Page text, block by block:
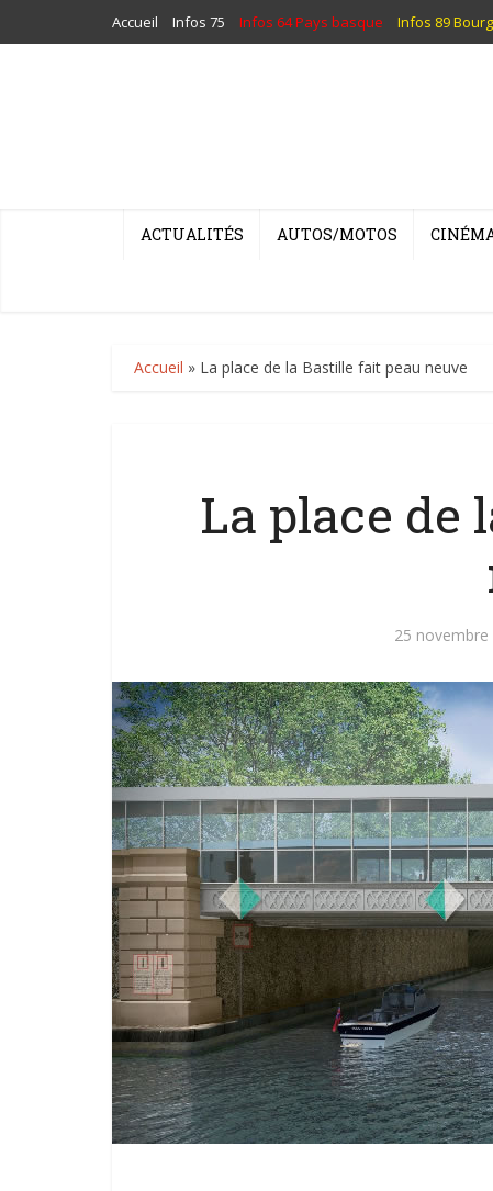
Accueil Infos 75 Infos 64 Pays basque Infos 89
ACTUALITÉS AUTOS/MOTOS
Accueil » La place de la Bastille fait peau neuve
La place de
25 novembre